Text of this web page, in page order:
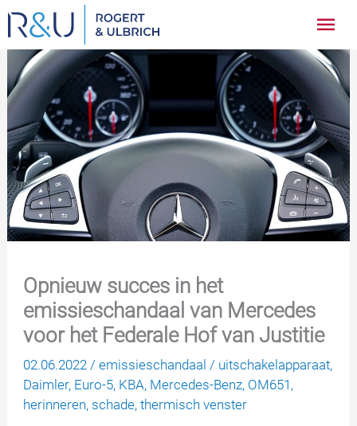
Ga
naar
inhoud
Opnieuw succes in het
emissieschandaal van Mercedes
voor het Federale Hof van Justitie
02.06.2022/emissieschandaal / uitschakelapparaat,
Daimler, Euro-5, KBA, Mercedes-Benz, OM651 ,
herinneren, schade,thermisch venster